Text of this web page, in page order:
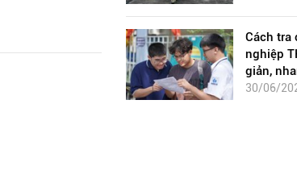
Cách tra
nghiệp
giản,
30/06/